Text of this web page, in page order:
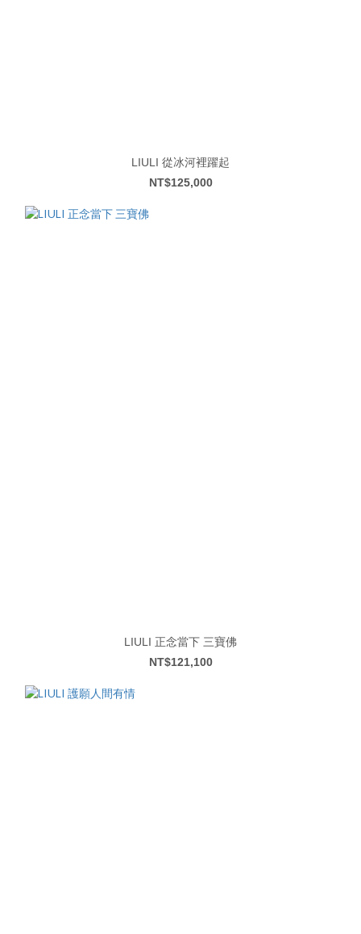
LIULI 從冰河裡躍起
NT$125,000
LIULI 正念當下 三寶佛
NT$121,100